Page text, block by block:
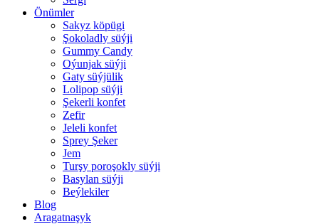
Önümler
Sakyz köpügi
Şokoladly süýji
Gummy Candy
Oýunjak süýji
Gaty süýjülik
Lolipop süýji
Şekerli konfet
Zefir
Jeleli konfet
Sprey Şeker
Jem
Turşy poroşokly süýji
Basylan süýji
Beýlekiler
Blog
Aragatnaşyk